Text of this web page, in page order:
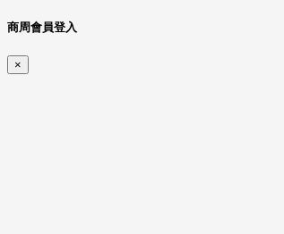
商周會員登入
×